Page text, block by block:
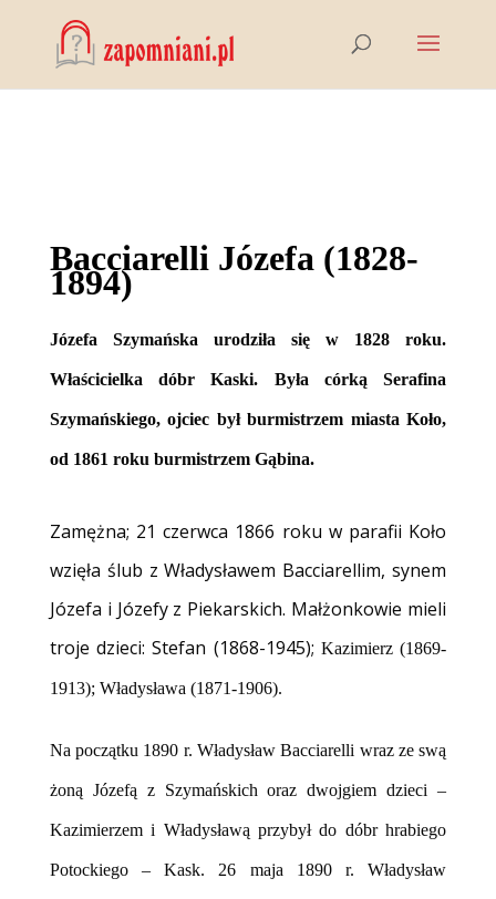
Bacciarelli Józefa (1828-
1894)
Józefa Szymańska urodziła się w 1828 roku.
Właścicielka dóbr Kaski. Była córką Serafina
Szymańskiego, ojciec był burmistrzem miasta Koło,
od 1861 roku burmistrzem Gąbina.
Zamężna; 21 czerwca 1866 roku w parafii Koło
wzięła ślub z Władysławem Bacciarellim, synem
Józefa i Józefy z Piekarskich. Małżonkowie mieli
troje dzieci:Stefan (1868-1945); Kazimierz (1869-
1913); Władysława (1871-1906).
Na początku 1890 r. Władysław Bacciarelli wraz ze swą
żoną Józefą z Szymańskich oraz dwojgiem dzieci –
Kazimierzem i Władysławą przybył do dóbr hrabiego
Potockiego – Kask. 26 maja 1890 r. Władysław